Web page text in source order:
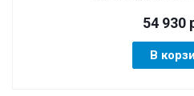
54 930
В